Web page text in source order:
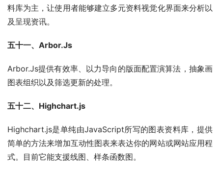
料库为主，让使用者能够建立多元资料视觉化界面来分析以
及呈现资讯。
五十一、Arbor.Js
Arbor.Js提供有效率、以力导向的版面配置演算法，抽象画
图表组织以及筛选更新的处理。
五十二、Highchart.js
Highchart.js是单纯由JavaScript所写的图表资料库，提供
简单的方法来增加互动性图表来表达你的网站或网站应用程
式。目前它能支援线图、样条函数图。